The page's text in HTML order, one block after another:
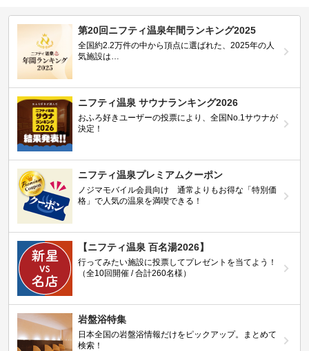
第20回ニフティ温泉年間ランキング2025
全国約2.2万件の中から頂点に選ばれた、2025年の人
気施設は…
ニフティ温泉 サウナランキング2026
おふろ好きユーザーの投票により、全国No.1サウナが
決定！
ニフティ温泉プレミアムクーポン
ノジマモバイル会員向け 通常よりもお得な「特別価
格」で人気の温泉を満喫できる！
【ニフティ温泉 百名湯2026】
行ってみたい施設に投票してプレゼントを当てよう！
（全10回開催 / 合計260名様）
岩盤浴特集
日本全国の岩盤浴情報だけをピックアップ。まとめて
検索！